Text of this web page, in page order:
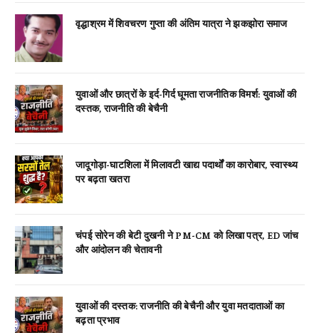
वृद्धाश्रम में शिवचरण गुप्ता की अंतिम यात्रा ने झकझोरा समाज
युवाओं और छात्रों के इर्द-गिर्द घूमता राजनीतिक विमर्श: युवाओं की
दस्तक, राजनीति की बेचैनी
जादूगोड़ा-घाटशिला में मिलावटी खाद्य पदार्थों का कारोबार, स्वास्थ्य
पर बढ़ता खतरा
चंपई सोरेन की बेटी दुखनी ने PM-CM को लिखा पत्र, ED जांच
और आंदोलन की चेतावनी
युवाओं की दस्तक: राजनीति की बेचैनी और युवा मतदाताओं का
बढ़ता प्रभाव